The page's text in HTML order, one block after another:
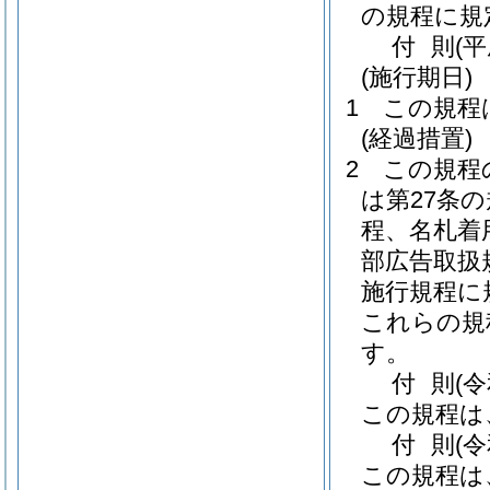
の規程に
付 則 (
(施行期日)
1
この規程
(経過措置)
2
この規程
は第27条
程、名札着
部広告取扱
施行規程
これらの
す。
付 則 (
この規程
付 則 (
この規程